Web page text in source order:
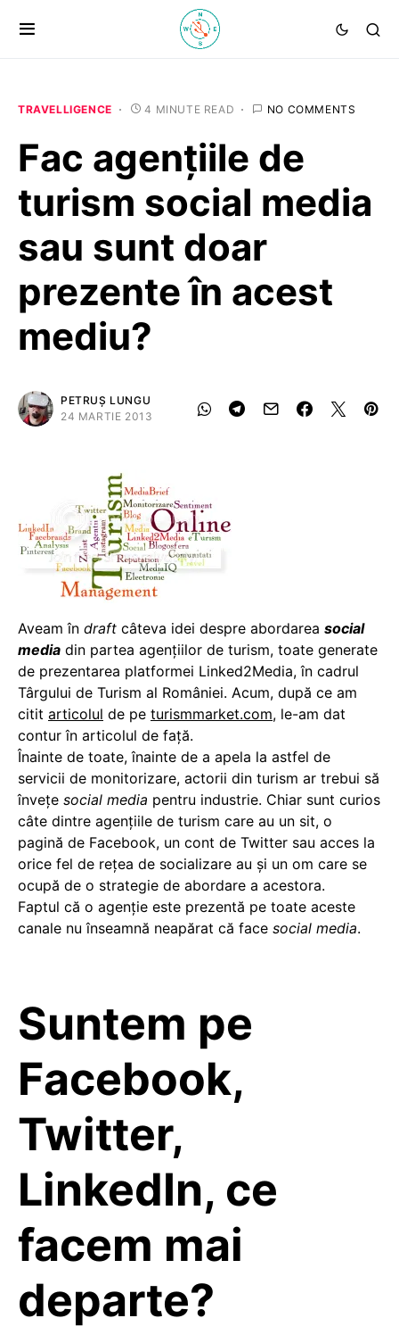
TRAVELLIGENCE 4 MINUTE READ NO COMMENTS
Fac agențiile de
turism social media
sau sunt doar
prezente în acest
mediu?
PETRUȘ LUNGU
24 MARTIE 2013
Aveam în draft câteva idei despre abordarea social
media din partea agenţiilor de turism, toate generate
de prezentarea platformei Linked2Media, în cadrul
Târgului de Turism al României. Acum, după ce am
citit articolul de pe turismmarket.com, le-am dat
contur în articolul de faţă.
Înainte de toate, înainte de a apela la astfel de
servicii de monitorizare, actorii din turism ar trebui să
înveţe social media pentru industrie. Chiar sunt curios
câte dintre agenţiile de turism care au un sit, o
pagină de Facebook, un cont de Twitter sau acces la
orice fel de reţea de socializare au şi un om care se
ocupă de o strategie de abordare a acestora.
Faptul că o agenţie este prezentă pe toate aceste
canale nu înseamnă neapărat că face social media.
Suntem pe
Facebook,
Twitter,
LinkedIn, ce
facem mai
departe?